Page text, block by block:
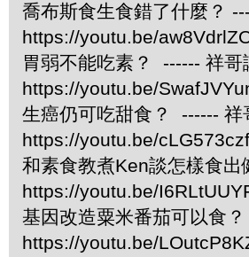
喬布斯食生食錯了什麼？
https://youtu.be/
胃弱不能吃素？ ------ 祥哥
https://youtu.be/
生癌仍可吃甜食？ ------ 祥
https://youtu.be/
和素食教煮Ken談怎樣食
https://youtu.be/
基因改造粟米番茄可以食
https://youtu.be/